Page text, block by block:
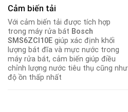
Cảm biến tải
Với cảm biến tải được tích hợp
trong máy rửa bát Bosch
SMS6ZCI10E giúp xác định khối
lượng bát đĩa và mực nước trong
máy rửa bát, cảm biến giúp điều
chỉnh lượng nước tiêu thụ cũng như
độ ồn thấp nhất